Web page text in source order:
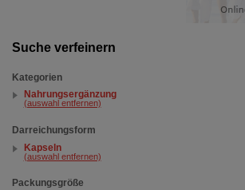
Suche verfeinern
Kategorien
Nahrungsergänzung
(auswahl entfernen)
Darreichungsform
Kapseln
(auswahl entfernen)
Packungsgröße